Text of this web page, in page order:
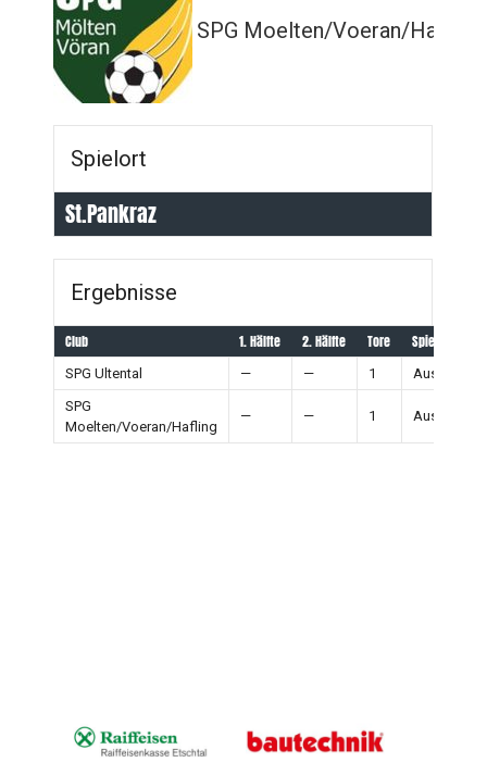
SPG Moelten/Voeran/Hafling
Spielort
St.Pankraz
Ergebnisse
Club 1. Hälfte 2. Hälfte Tore Spielausgang
SPG Ultental — — 1
Ausgleich
SPG
Moelten/Voeran/Hafling
— — 1 Ausgleich